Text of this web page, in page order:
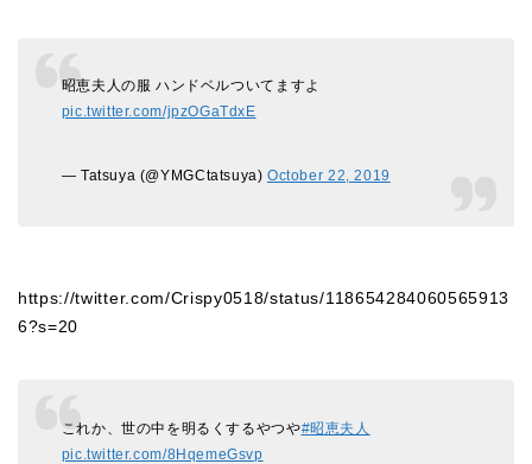
昭恵夫人の服 ハンドベルついてますよ
pic.twitter.com/jpzOGaTdxE
— Tatsuya (@YMGCtatsuya)October 22, 2019
https://twitter.com/Crispy0518/status/118654284060565913
6?s=20
これか、世の中を明るくするやつや#昭恵夫人
pic.twitter.com/8HqemeGsvp